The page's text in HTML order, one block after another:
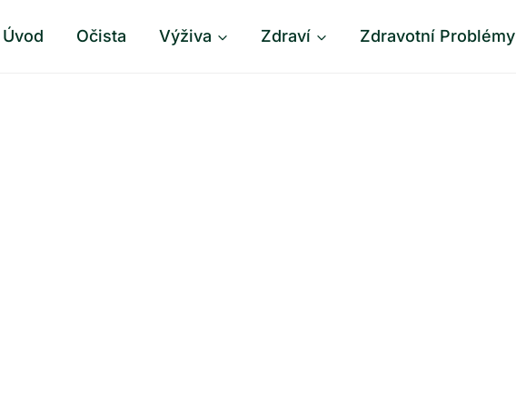
Úvod Očista Výživa Zdraví Zdravotní Problémy